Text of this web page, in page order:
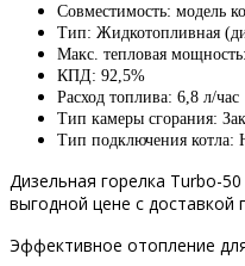
Совместимость: модель
Тип: Жидкотопливная
Макс. тепловая
КПД: 92,5%
Расход топлива: 6,8 л/час
Тип камеры сгорания:
Тип подключения котла:
Дизельная горелка Turbo-
выгодной цене с доставкой
Эффективное отопление